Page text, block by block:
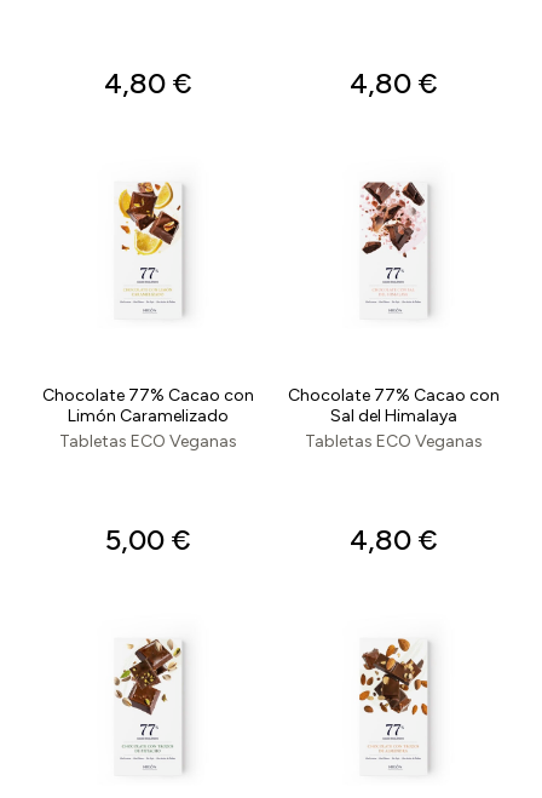
4,80€ 4,80 €
Chocolate 77% Cacao con
Limón Caramelizado
Tabletas ECO Veganas
5,00€
Chocolate 77% Cacao con
Sal del Himalaya
Tabletas ECO Veganas
4,80 €